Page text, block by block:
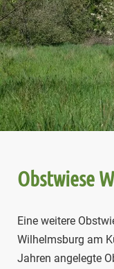
Obstwiese
Eine weitere
Wilhelmsburg am
Jahren angelegte